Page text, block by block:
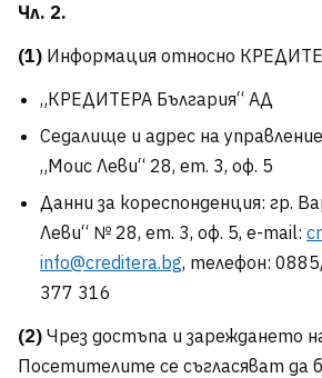
Чл. 2.
(1) Информация относно
„КРЕДИТЕРА България“ АД
Седалище и адрес на
„Моис Леви“ 28, ет. 3, оф. 5
Данни за кореспонденция: гр.
Леви“ № 28, ет. 3, оф. 5, e-mail:
info@creditera.bg, телефон:
377 316
(2) Чрез достъпа и зареждането
Посетителите се съгласяват да